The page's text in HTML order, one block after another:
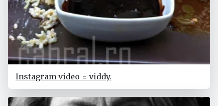
Instagram video = viddy.